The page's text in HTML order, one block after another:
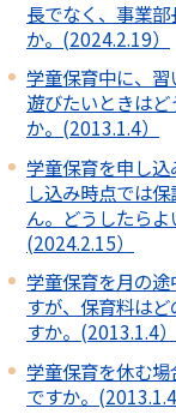
長でなく、事業
か。(2024.2.19）
学童保育中に、
遊びたいときは
か。(2013.1.4）
学童保育を申し
し込み時点では
ん。どうしたらよ
(2024.2.15）
学童保育を月の
すが、保育料は
すか。(2013.1.4）
学童保育を休む
ですか。(2013.1.4